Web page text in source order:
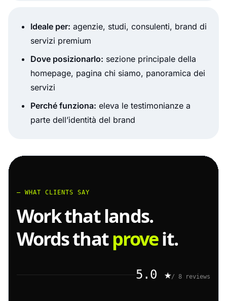
Ideale per: agenzie, studi, consulenti, brand di
servizi premium
Dove posizionarlo: sezione principale della
homepage, pagina chi siamo, panoramica dei
servizi
Perché funziona: eleva le testimonianze a
parte dell’identità del brand